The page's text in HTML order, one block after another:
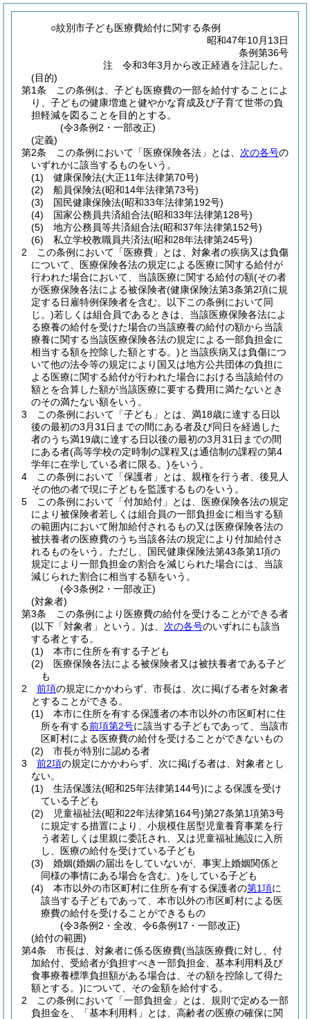
○紋別市子ども医療費給付に関する条例
昭和47年10月13日
条例第36号
注 令和3年3月から改正経過を注記した。
(目的)
第1条
この条例は、子ども医療費の一部を給付することによ
り、子どもの健康増進と健やかな育成及び子育て世帯の負
担軽減を図ることを目的とする。
(令3条例2・一部改正)
(定義)
第2条
この条例において「医療保険各法」とは、 次の各号の
いずれかに該当するものをいう。
(1)
健康保険法(大正11年法律第70号)
(2)
船員保険法(昭和14年法律第73号)
(3)
国民健康保険法(昭和33年法律第192号)
(4)
国家公務員共済組合法(昭和33年法律第128号)
(5)
地方公務員等共済組合法(昭和37年法律第152号)
(6)
私立学校教職員共済法(昭和28年法律第245号)
2
この条例において「医療費」とは、対象者の疾病又は負傷
について、医療保険各法の規定による医療に関する給付が
行われた場合において、当該医療に関する給付の額(その者
が医療保険各法による被保険者(健康保険法第3条第2項に規
定する日雇特例保険者を含む。以下この条例において同
じ。)若しくは組合員であるときは、当該医療保険各法によ
る療養の給付を受けた場合の当該療養の給付の額から当該
療養に関する当該医療保険各法の規定による一部負担金に
相当する額を控除した額とする。)と当該疾病又は負傷につ
いて他の法令等の規定により国又は地方公共団体の負担に
よる医療に関する給付が行われた場合における当該給付の
額とを合算した額が当該医療に要する費用に満たないとき
のその満たない額をいう。
3
この条例において「子ども」とは、満18歳に達する日以
後の最初の3月31日までの間にある者及び同日を経過した
者のうち満19歳に達する日以後の最初の3月31日までの間
にある者(高等学校の定時制の課程又は通信制の課程の第4
学年に在学している者に限る。)をいう。
4
この条例において「保護者」とは、親権を行う者、後見人
その他の者で現に子どもを監護するものをいう。
5
この条例において「付加給付」とは、医療保険各法の規定
により被保険者若しくは組合員の一部負担金に相当する額
の範囲内において附加給付されるもの又は医療保険各法の
被扶養者の医療費のうち当該各法の規定により付加給付さ
れるものをいう。 ただし、国民健康保険法第43条第1項の
規定により一部負担金の割合を減じられた場合には、当該
減じられた割合に相当する額をいう。
(令3条例2・一部改正)
(対象者)
第3条
この条例により医療費の給付を受けることができる者
(以下「対象者」という。)は、 次の各号のいずれにも該当
する者とする。
(1)
本市に住所を有する子ども
(2)
医療保険各法による被保険者又は被扶養者である子ど
も
2
前項の規定にかかわらず、市長は、次に掲げる者を対象者
とすることができる。
(1)
本市に住所を有する保護者の本市以外の市区町村に住
所を有する前項第2号に該当する子どもであって、当該市
区町村による医療費の給付を受けることができないもの
(2)
市長が特別に認める者
3
前2項の規定にかかわらず、次に掲げる者は、対象者とし
ない。
(1)
生活保護法(昭和25年法律第144号)による保護を受け
ている子ども
(2)
児童福祉法(昭和22年法律第164号)第27条第1項第3号
に規定する措置により、小規模住居型児童養育事業を行
う者若しくは里親に委託され、又は児童福祉施設に入所
し、医療の給付を受けている子ども
(3)
婚姻(婚姻の届出をしていないが、事実上婚姻関係と
同様の事情にある場合を含む。)をしている子ども
(4)
本市以外の市区町村に住所を有する保護者の第1項に
該当する子どもであって、本市以外の市区町村による医
療費の給付を受けることができるもの
(令3条例2・全改、令6条例17・一部改正)
(給付の範囲)
第4条
市長は、対象者に係る医療費(当該医療費に対し、付
加給付、受給者が負担すべき一部負担金、基本利用料及び
食事療養標準負担額がある場合は、その額を控除して得た
額とする。)について、その金額を給付する。
2
この条例において「一部負担金」とは、規則で定める一部
負担金を、「基本利用料」とは、高齢者の医療の確保に関